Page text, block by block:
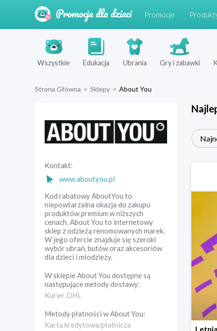
Promocje
Wszystkie Edukacja Ubrania Gry i zabawki
Strona Główna > Sklepy > About You
Kontakt:
www.aboutyou.pl
Kod rabatowy AboutYou to
niepowtarzalna okazja do zakupu
produktów premium w niższych
cenach. About You to internetowy
sklep z odzieżą renomowanych marek.
W jego ofercie znajduje się szeroki
wybór ubrań, butów oraz akcesoriów
dla dzieci i młodzieży.
W sklepieAbout You dostępne są
następujące metody dostawy:
Kurier DHL
Metody płatności wAbout You:
Karta kredytowa/płatnicza